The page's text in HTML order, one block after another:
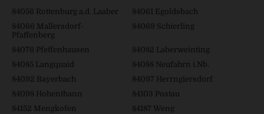
84056 Rottenburg a.d. Laaber
84061 Egoldsbach
84066 Mallersdorf-
Pfaffenberg
84069 Schierling
84076 Pfeffenhausen
84082 Laberweinting
84085 Langquaid
84088 Neufahrn i.Nb.
84092 Bayerbach
84097 Herrngiersdorf
84098 Hohenthann
84103 Postau
84152 Mengkofen
84187 Weng